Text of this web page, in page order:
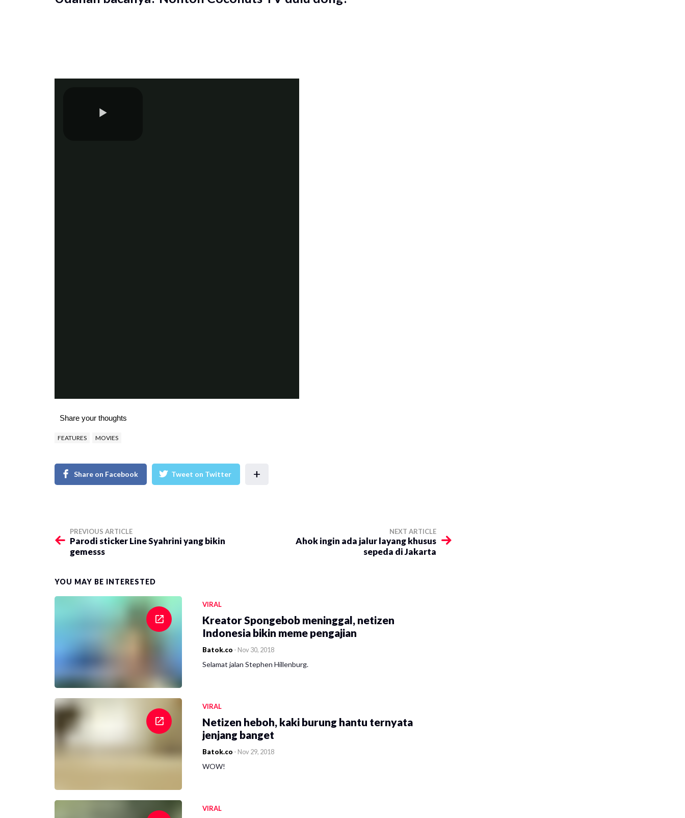
Share your thoughts
FEATURES MOVIES
Share on Facebook Tweet on Twitter +
PREVIOUS ARTICLE
Parodi sticker Line Syahrini yang bikin
gemesss
NEXT ARTICLE
Ahok ingin ada jalur layang khusus
sepeda di Jakarta
YOU MAY BE INTERESTED
VIRAL
Kreator Spongebob meninggal, netizen
Indonesia bikin meme pengajian
Batok.co - Nov 30, 2018
Selamat jalan Stephen Hillenburg.
VIRAL
Netizen heboh, kaki burung hantu ternyata
jenjang banget
Batok.co - Nov 29, 2018
WOW!
VIRAL